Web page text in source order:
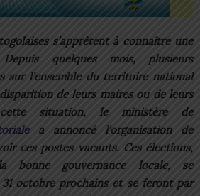
s’apprêtent à connaître une
quelques mois, plusieurs
sur l’ensemble du territoire national
de leurs maires ou de leurs
situation, le ministère de
a annoncé l’organisation de
ces postes vacants. Ces élections,
bonne gouvernance locale, se
octobre prochains et se feront par